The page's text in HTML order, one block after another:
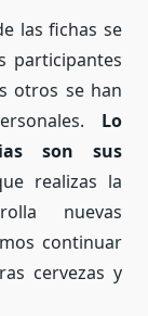
las fichas se
participantes
otros se han
Lo
son sus
realizas la
nuevas
continuar
cervezas y